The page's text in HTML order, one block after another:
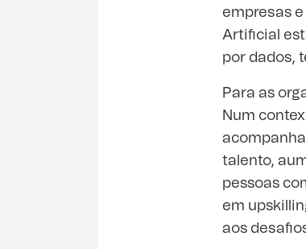
empresas
Artificial
por dados,
Para as
Num
talento,
pessoas
em
aos